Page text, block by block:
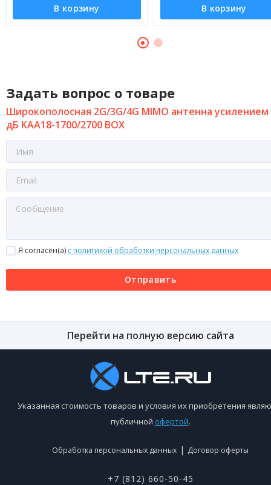
В корзину В корзину
Задать вопрос о товаре
Широкополосная 2G/3G/4G MIMO антенна усилением
дБ KAA18-1700/2700 BOX
Я согласен(a) с политикой обработки персональных данных
Отправить
Перейти на полную версию сайта
Указанная стоимость товаров и условия их приобретения
публичной офертой.
Обработка персональных данных | Договор оферты
+7 (812) 660-50-45